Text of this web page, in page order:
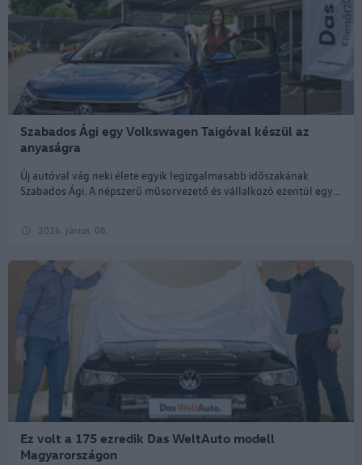
Szabados Ági egy Volkswagen Taigóval készül az
anyaságra
Új autóval vág neki élete egyik legizgalmasabb időszakának
Szabados Ági. A népszerű műsorvezető és vállalkozó ezentúl egy...
2026. június. 08.
Ez volt a 175 ezredik Das WeltAuto modell
Magyarországon